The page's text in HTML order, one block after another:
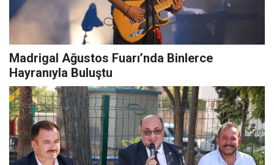
Madrigal Ağustos Fuarı’nda Binlerce
Hayranıyla Buluştu